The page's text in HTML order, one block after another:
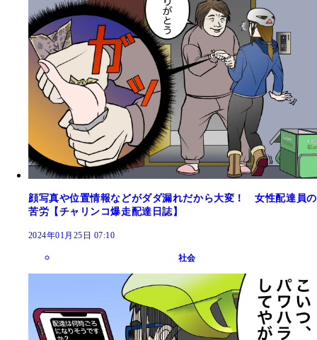
顔写真や位置情報などがダダ漏れだから大変！ 女性配達員の
苦労【チャリンコ爆走配達日誌】
2024年01月25日 07:10
社会